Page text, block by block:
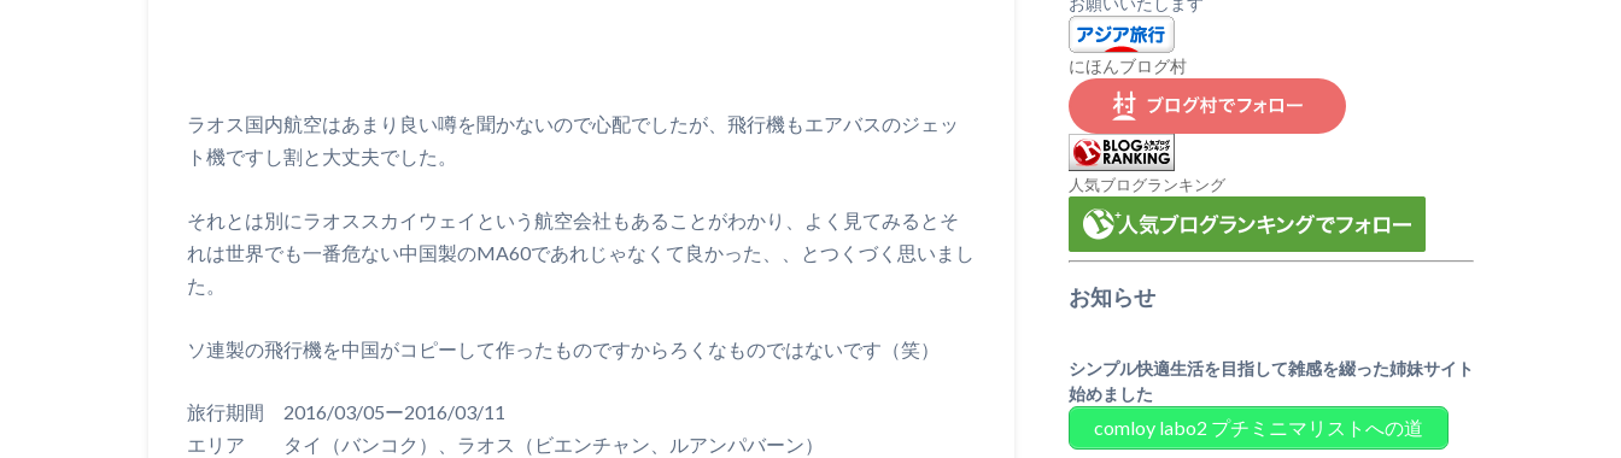
ラオス国内航空はあまり良い噂を聞かないので心配でしたが、飛行機もエアバスのジェッ
ト機ですし割と大丈夫でした。
それとは別にラオススカイウェイという航空会社もあることがわかり、よく見てみるとそ
れは世界でも一番危ない中国製のMA60であれじゃなくて良かった、、とつくづく思いまし
た。
ソ連製の飛行機を中国がコピーして作ったものですからろくなものではないです（笑）
旅行期間 2016/03/05ー2016/03/11
エリア タイ（バンコク）、ラオス（ビエンチャン、ルアンパバーン）
にほんブログ村
人気ブログランキング
お知らせ
シンプル快適生活を目指して雑感を綴った姉妹サイト
始めました
comloy labo2 プチミニマリストへの道